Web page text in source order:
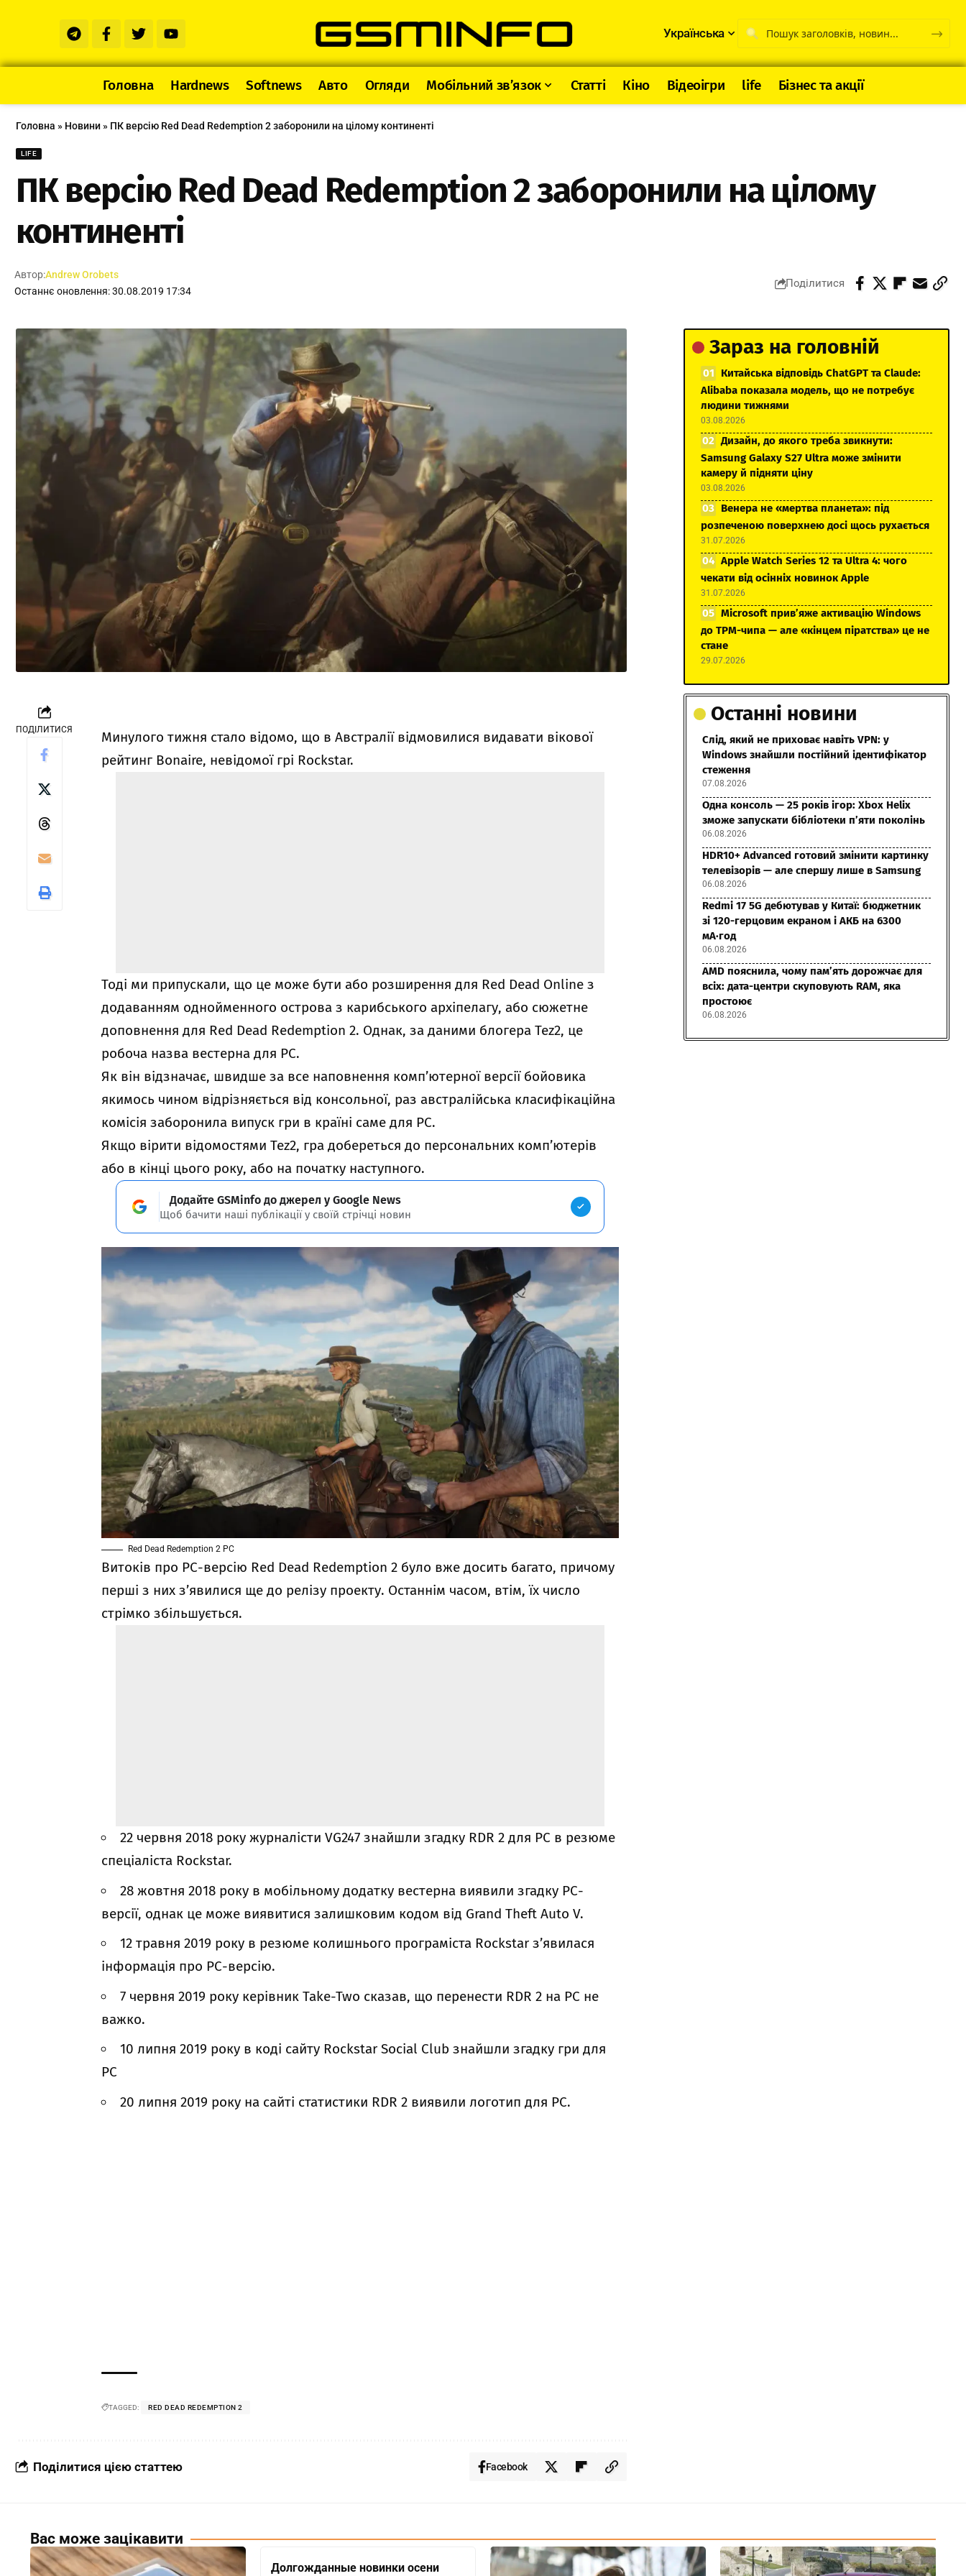
Українська
Головна Hardnews Softnews Авто Огляди Мобільний зв’язок Статті Кіно Відеоігри life Бізнес та акції
Головна » Новини» ПК версію Red Dead Redemption 2 заборонили на цілому континенті
LIFE
ПК версію Red Dead Redemption 2 заборонили на цілому
континенті
Останнє оновлення: 30.08.2019 17:34
Автор:Andrew Orobets
Поділитися
ПОДІЛИТИСЯ
Минулого тижня стало відомо, що в Австралії відмовилися видавати вікової
рейтинг Bonaire, невідомої грі Rockstar.
Тоді ми припускали, що це може бути або розширення для Red Dead Online з
додаванням однойменного острова з карибського архіпелагу, або сюжетне
доповнення для Red Dead Redemption 2. Однак, за даними блогера Tez2, це
робоча назва вестерна для РС.
Як він відзначає, швидше за все наповнення комп’ютерної версії бойовика
якимось чином відрізняється від консольної, раз австралійська класифікаційна
комісія заборонила випуск гри в країні саме для РС.
Якщо вірити відомостями Tez2, гра добереться до персональних комп’ютерів
або в кінці цього року, або на початку наступного.
Додайте GSMinfo до джерел у Google News
Щоб бачити наші публікації у своїй стрічці новин
Red Dead Redemption 2 PC
Витоків про РС-версію Red Dead Redemption 2 було вже досить багато, причому
перші з них з’явилися ще до релізу проекту. Останнім часом, втім, їх число
стрімко збільшується.
22 червня 2018 року журналісти VG247 знайшли згадку RDR 2 для РС в резюме
спеціаліста Rockstar.
28 жовтня 2018 року в мобільному додатку вестерна виявили згадку РС-
версії, однак це може виявитися залишковим кодом від Grand Theft Auto V.
12 травня 2019 року в резюме колишнього програміста Rockstar з’явилася
інформація про РС-версію.
7 червня 2019 року керівник Take-Two сказав, що перенести RDR 2 на РС не
важко.
10 липня 2019 року в коді сайту Rockstar Social Club знайшли згадку гри для
РС
20 липня 2019 року на сайті статистики RDR 2 виявили логотип для РС.
TAGGED: RED DEAD REDEMPTION 2
Поділитися цією статтею Facebook
Зараз на головній
Китайська відповідь ChatGPT та Claude:
Alibaba показала модель, що не потребує
людини тижнями
03.08.2026
Дизайн, до якого треба звикнути:
Samsung Galaxy S27 Ultra може змінити
камеру й підняти ціну
03.08.2026
Венера не «мертва планета»: під
розпеченою поверхнею досі щось рухається
31.07.2026
Apple Watch Series 12 та Ultra 4: чого
чекати від осінніх новинок Apple
31.07.2026
Microsoft прив’яже активацію Windows
до TPM-чипа — але «кінцем піратства» це не
стане
29.07.2026
Останні новини
Слід, який не приховає навіть VPN: у
Windows знайшли постійний ідентифікатор
стеження
07.08.2026
Одна консоль — 25 років ігор: Xbox Helix
зможе запускати бібліотеки п’яти поколінь
06.08.2026
HDR10+ Advanced готовий змінити картинку
телевізорів — але спершу лише в Samsung
06.08.2026
Redmi 17 5G дебютував у Китаї: бюджетник
зі 120-герцовим екраном і АКБ на 6300
мА·год
06.08.2026
AMD пояснила, чому пам’ять дорожчає для
всіх: дата-центри скуповують RAM, яка
простоює
06.08.2026
Вас може зацікавити
Долгожданные новинки осени